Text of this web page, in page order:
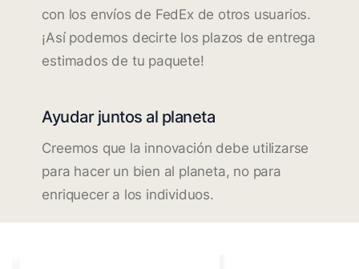
con los envíos de FedEx de otros usuarios.
¡Así podemos decirte los plazos de entrega
estimados de tu paquete!
Ayudar juntos al planeta
Creemos que la innovación debe utilizarse
para hacer un bien al planeta, no para
enriquecer a los individuos.